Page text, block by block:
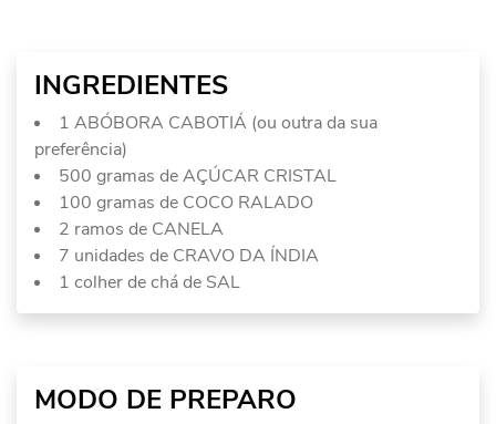
INGREDIENTES
1 ABÓBORA CABOTIÁ (ou outra da sua
preferência)
500 gramas de AÇÚCAR CRISTAL
100 gramas de COCO RALADO
2 ramos de CANELA
7 unidades de CRAVO DA ÍNDIA
1 colher de chá de SAL
MODO DE PREPARO